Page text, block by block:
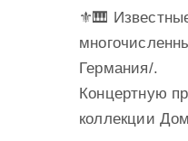
⚜️🎹
Германия/.
Концертную
коллекции